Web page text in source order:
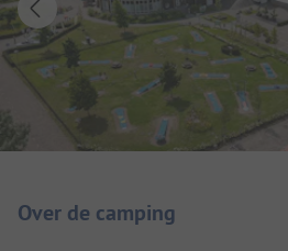
Over de camping